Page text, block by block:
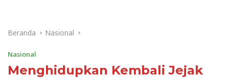
Beranda Nasional
Nasional
Menghidupkan Kembali Jejak